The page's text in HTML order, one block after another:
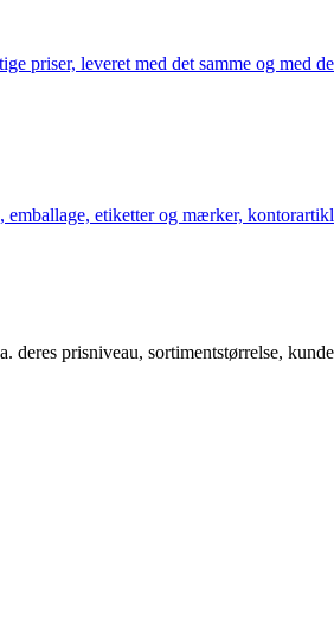
priser, leveret med det samme og med
etiketter og mærker,
prisniveau, sortimentstørrelse,